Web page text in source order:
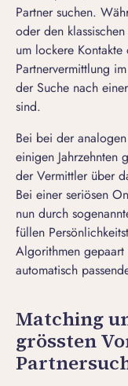
Partner suchen.
oder den
um lockere
Partnervermittlung
der Suche nach
sind.
Bei bei der
einigen Jahrzehnten
der Vermittler über
Bei einer seriösen
nun durch
füllen
Algorithmen
automatisch
Matching
grössten